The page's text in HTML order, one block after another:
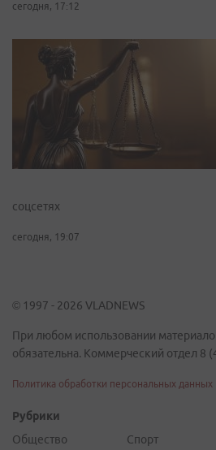
сегодня, 17:12
соцсетях
сегодня, 19:07
© 1997 - 2026 VLADNEWS
При любом использовании
обязательна. Коммерческий отдел 8
Политика обработки персональных данных
Рубрики
Общество
Спорт